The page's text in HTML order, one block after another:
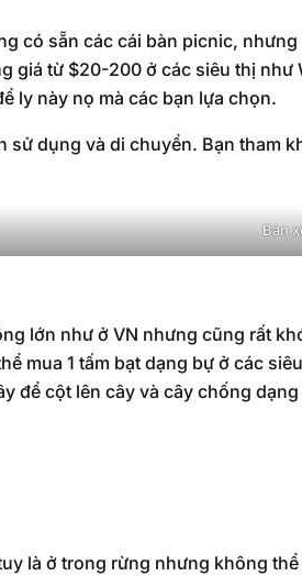
có sẵn các cái bàn picnic,
giá từ $20-200 ở các siêu thị như
ly này nọ mà các bạn lựa chọn.
dụng và di chuyển. Bạn tham
Bàn
lớn như ở VN nhưng cũng rất
mua 1 tấm bạt dạng bự ở các
để cột lên cây và cây chống
là ở trong rừng nhưng không